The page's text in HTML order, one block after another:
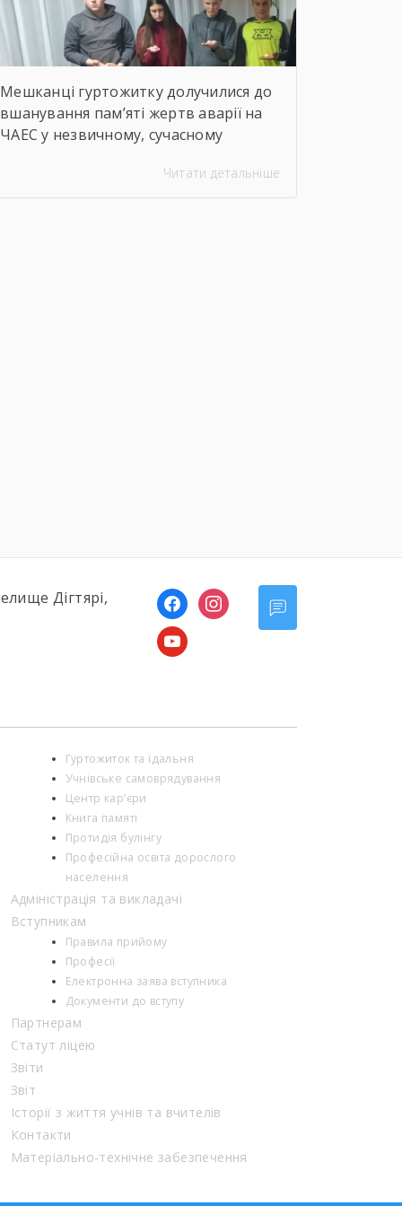
Мешканці гуртожитку долучилися до
вшанування пам’яті жертв аварії на
ЧАЕС у незвичному, сучасному
ДЕМЧЕНКО та Віталій ШОСТАК
Читати детальніше
Дігтярі,
facebookinstagram
youtube
Гуртожиток та їдальня
Учнівське самоврядування
Центр кар’єри
Книга памяті
Протидія булінгу
Професійна освіта дорослого
населення
Адміністрація та викладачі
Вступникам
Правила прийому
Професії
Електронна заява вступника
Документи до вступу
Партнерам
Статут ліцею
Звіти
Звіт
Історії з життя учнів та вчителів
Контакти
Матеріально-технічне забезпечення